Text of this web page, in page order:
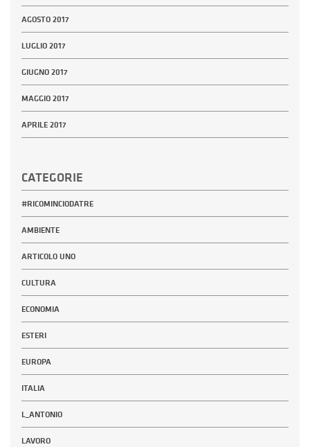
AGOSTO 2017
LUGLIO 2017
GIUGNO 2017
MAGGIO 2017
APRILE 2017
CATEGORIE
#RICOMINCIODATRE
AMBIENTE
ARTICOLO UNO
CULTURA
ECONOMIA
ESTERI
EUROPA
ITALIA
L_ANTONIO
LAVORO